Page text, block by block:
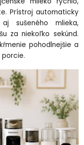
Prístroj automaticky
sušeného mlieka,
za niekoľko sekúnd.
pohodlnejšie a